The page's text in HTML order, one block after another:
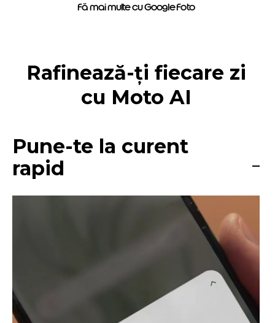
Fă mai multe cu Google Foto
Rafinează-ți fiecare zi
cu Moto AI
Pune-te la curent
rapid